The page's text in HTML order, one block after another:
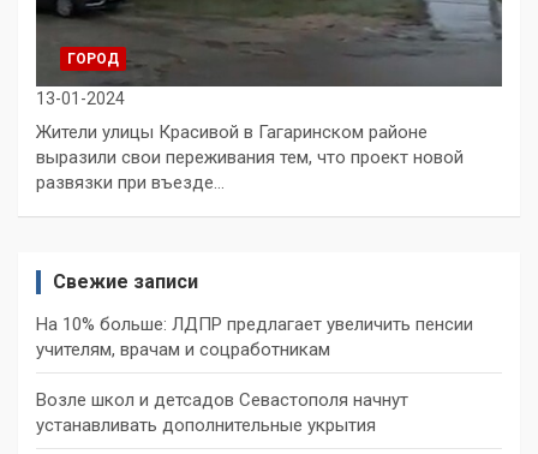
ГОРОД
13-01-2024
Жители улицы Красивой в Гагаринском районе
выразили свои переживания тем, что проект новой
развязки при въезде…
Свежие записи
На 10% больше: ЛДПР предлагает увеличить пенсии
учителям, врачам и соцработникам
Возле школ и детсадов Севастополя начнут
устанавливать дополнительные укрытия